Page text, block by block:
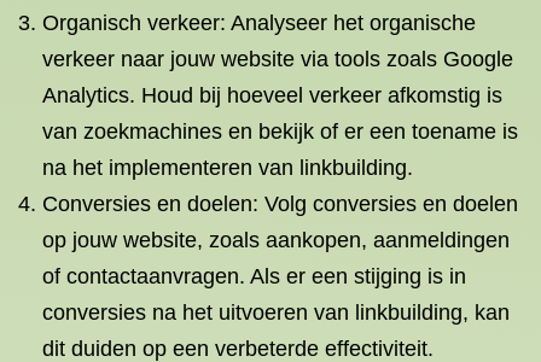
Organisch verkeer: Analyseer het organische
verkeer naar jouw website via tools zoals Google
Analytics. Houd bij hoeveel verkeer afkomstig is
van zoekmachines en bekijk of er een toename is
na het implementeren van linkbuilding.
Conversies en doelen: Volg conversies en doelen
op jouw website, zoals aankopen, aanmeldingen
of contactaanvragen. Als er een stijging is in
conversies na het uitvoeren van linkbuilding, kan
dit duiden op een verbeterde effectiviteit.